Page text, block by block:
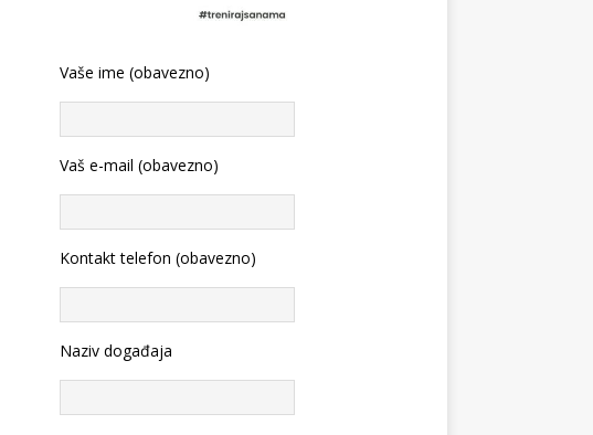
Vaše ime (obavezno)
Vaš e-mail (obavezno)
Kontakt telefon (obavezno)
Naziv događaja